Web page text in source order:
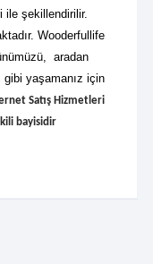
ile şekillendirilir.
Wooderfullife
aradan
yaşamanız için
Satış Hizmetleri
bayisidir